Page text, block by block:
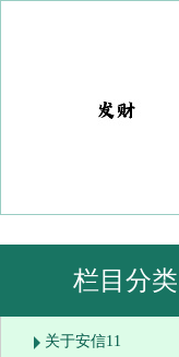
栏目分类
关于安信11